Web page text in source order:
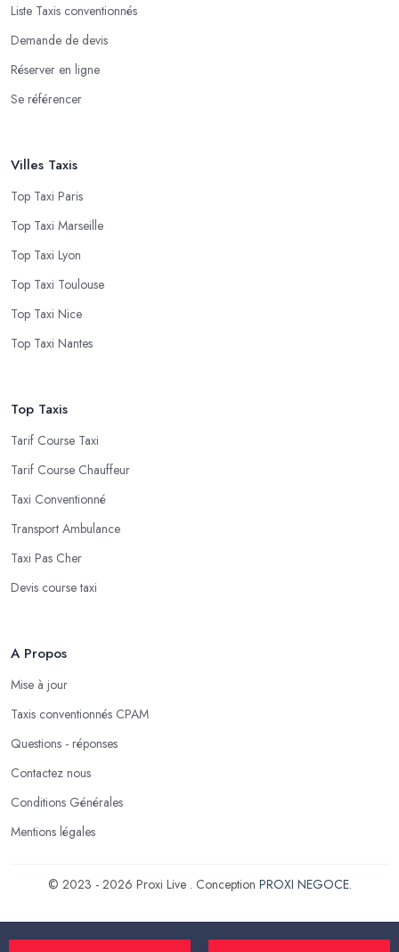
Liste Taxis conventionnés
Demande de devis
Réserver en ligne
Se référencer
Villes Taxis
Top Taxi Paris
Top Taxi Marseille
Top Taxi Lyon
Top Taxi Toulouse
Top Taxi Nice
Top Taxi Nantes
Top Taxis
Tarif Course Taxi
Tarif Course Chauffeur
Taxi Conventionné
Transport Ambulance
Taxi Pas Cher
Devis course taxi
A Propos
Mise à jour
Taxis conventionnés CPAM
Questions - réponses
Contactez nous
Conditions Générales
Mentions légales
© 2023 - 2026 Proxi Live . Conception PROXI NEGOCE.